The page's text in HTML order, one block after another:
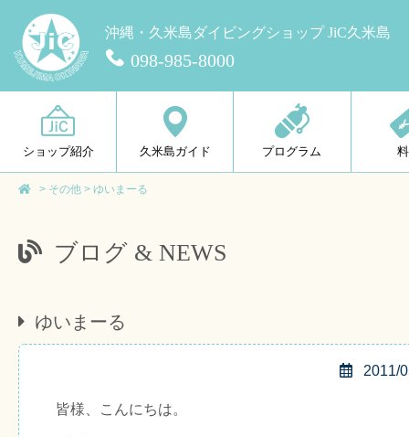
沖縄・久米島ダイビングショップ JiC久米島
098-985-8000
ショップ紹介 久米島ガイド プログラム
> その他 > ゆいまーる
ブログ & NEWS
ゆいまーる
2011/
皆様、こんにちは。